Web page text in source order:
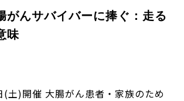
がんサバイバーに捧ぐ：走る
味
土)開催 大腸がん患者・家族のため